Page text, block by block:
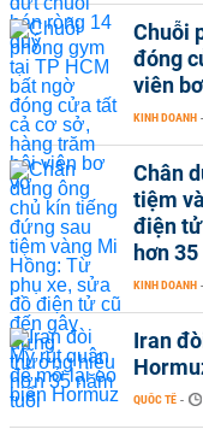
Chuỗi
đóng
viên
KINH DOANH -
Chân
tiệm
điện
hơn
KINH DOANH -
Iran
QUỐC TẾ -